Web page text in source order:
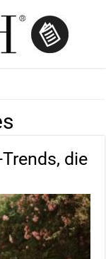
die